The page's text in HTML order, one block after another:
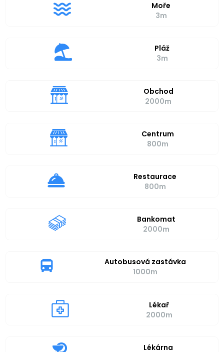
Moře
3m
Pláž
3m
Obchod
2000m
Centrum
800m
Restaurace
800m
Bankomat
2000m
Autobusová zastávka
1000m
Lékař
2000m
Lékárna